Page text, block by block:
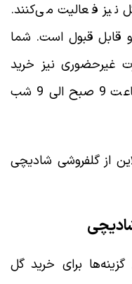
نیز فعالیت می‌کنند.
قابل قبول است. شما
غیرحضوری نیز خرید
کنید. این گلفروشی همه روزه از ساعت 9 صبح الی 9 شب
از گلفروشی شادیچی
برای خرید گل